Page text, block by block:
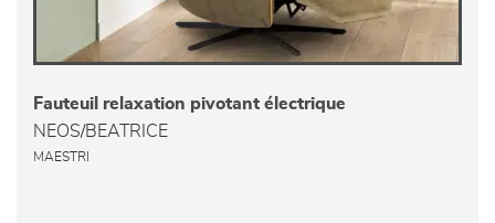
Fauteuil relaxation pivotant électrique
NEOS/BEATRICE
MAESTRI